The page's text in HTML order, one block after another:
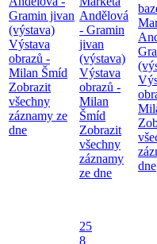
Gramin jivan
(výstava)
Výstava
obrazů -
Milan Šmíd
Zobrazit
všechny
záznamy ze
dne
Andělová
- Gramin
jivan
(výstava)
Výstava
obrazů -
Milan
Šmíd
Zobrazit
všechny
záznamy
ze dne
dne
25
8